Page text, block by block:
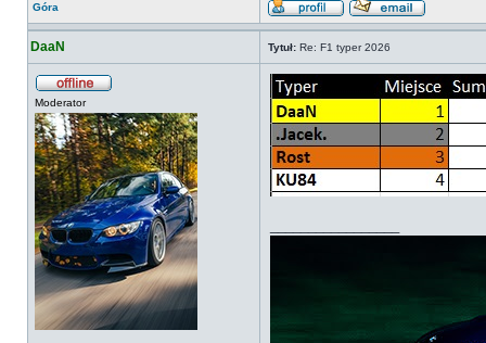
Góra
DaaN Tytuł: Re: F1 typer 2026
Moderator